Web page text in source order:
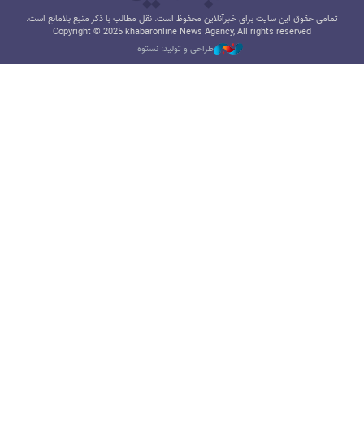
تمامی حقوق این سایت برای خبرآنلاین محفوظ است. نقل مطالب با ذکر منبع بلامانع است.
Copyright © 2025 khabaronline News Agancy, All rights reserved
طراحی و تولید: نستوه